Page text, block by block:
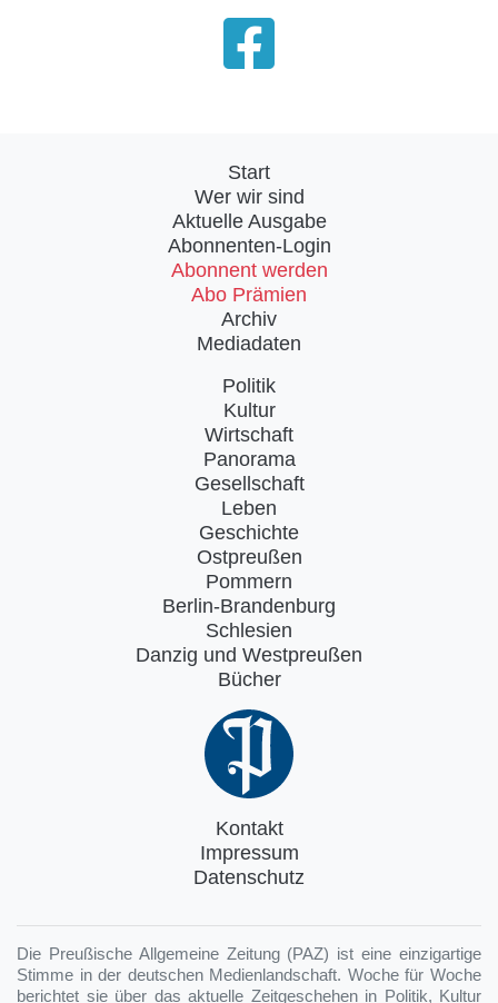
Start
Wer wir sind
Aktuelle Ausgabe
Abonnenten-Login
Abonnent werden
Abo Prämien
Archiv
Mediadaten
Politik
Kultur
Wirtschaft
Panorama
Gesellschaft
Leben
Geschichte
Ostpreußen
Pommern
Berlin-Brandenburg
Schlesien
Danzig und Westpreußen
Bücher
Kontakt
Impressum
Datenschutz
Die Preußische Allgemeine Zeitung (PAZ) ist eine einzigartige
Stimme in der deutschen Medienlandschaft. Woche für Woche
berichtet sie über das aktuelle Zeitgeschehen in Politik, Kultur